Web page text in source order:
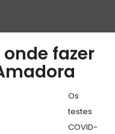
onde fazer
Os
testes
COVID-